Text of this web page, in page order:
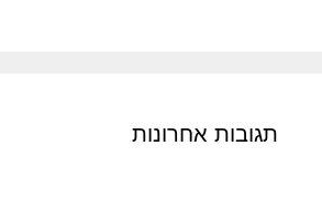
תגובות אחרונות